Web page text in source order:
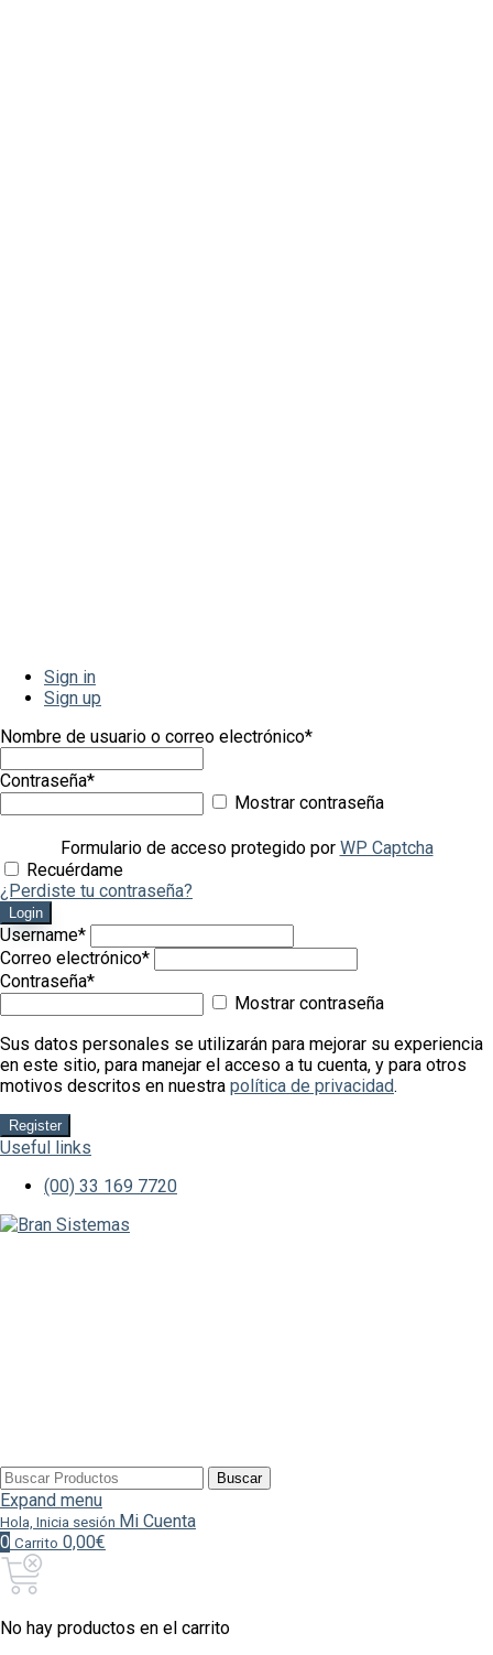
Sign in
Sign up
Nombre de usuario o correo electrónico*
Contraseña*
Mostrar contraseña
Formulario de acceso protegido por WP Captcha
Recuérdame
¿Perdiste tu contraseña?
Login
Username*
Correo electrónico*
Contraseña*
Mostrar contraseña
Sus datos personales se utilizarán para mejorar su experiencia
en este sitio, para manejar el acceso a tu cuenta, y para otros
motivos descritos en nuestra política de privacidad.
Register
Useful links
(00) 33 169 7720
Buscar
por:
Buscar
Expand menu
Hola, Inicia sesión Mi Cuenta
0 Carrito 0,00€
No hay productos en el carrito